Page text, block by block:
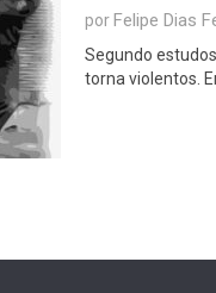
porFelipe Dias
Segundo
torna violentos.